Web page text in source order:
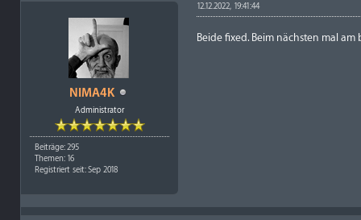
NIMA4K
Administrator
Beiträge: 295
Themen: 16
Registriert seit: Sep 2018
12.12.2022, 19:41:44
Beide fixed. Beim nächsten mal